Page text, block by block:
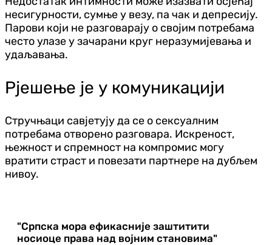
несигурности, сумње у везу, па чак и депресију.
Парови који не разговарају о својим потребама
често улазе у зачарани круг неразумијевања и
удаљавања.
Рјешење је у комуникацији
Стручњаци савјетују да се о сексуалним
потребама отворено разговара. Искреност,
њежност и спремност на компромис могу
вратити страст и повезати партнере на дубљем
нивоу.
"Српска мора ефикасније заштитити
носиоце права над војним становима"